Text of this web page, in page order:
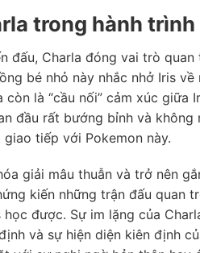
trong hành
đấu, Charla đóng vai trò
bé nhỏ này nhắc nhở Iris
còn là “cầu nối” cảm xúc
đầu rất bướng bỉnh và
tiếp với Pokemon này.
giải mâu thuẫn và trở nên
kiến những trận đấu quan
được. Sự im lặng của
và sự hiện diện kiên định